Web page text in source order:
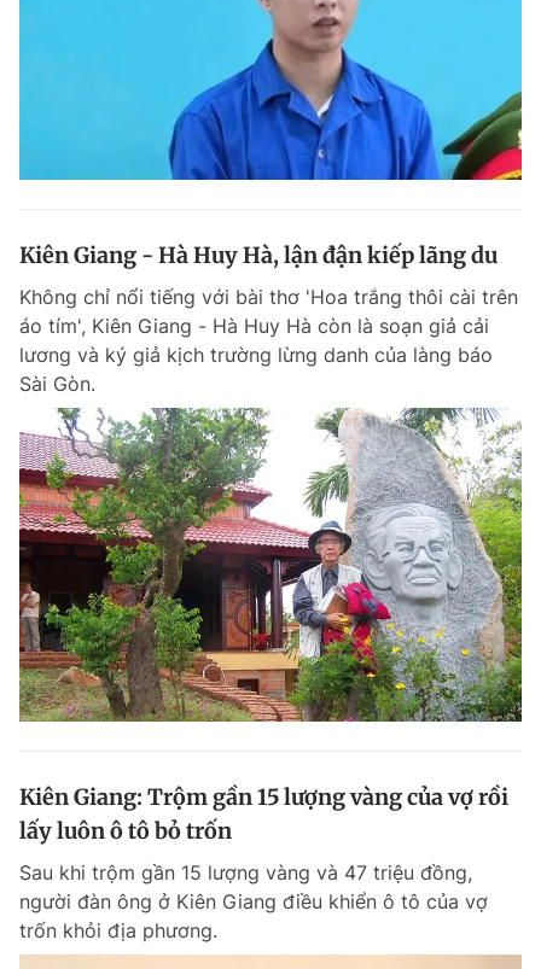
Kiên Giang - Hà Huy Hà, lận đận kiếp lãng du
Không chỉ nổi tiếng với bài thơ 'Hoa trắng thôi cài trên
áo tím', Kiên Giang - Hà Huy Hà còn là soạn giả cải
lương và ký giả kịch trường lừng danh của làng báo
Sài Gòn.
Kiên Giang: Trộm gần 15 lượng vàng của vợ rồi
lấy luôn ô tô bỏ trốn
Sau khi trộm gần 15 lượng vàng và 47 triệu đồng,
người đàn ông ở Kiên Giang điều khiển ô tô của vợ
trốn khỏi địa phương.